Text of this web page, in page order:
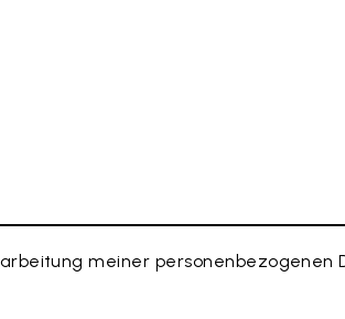
meiner personenbezogenen